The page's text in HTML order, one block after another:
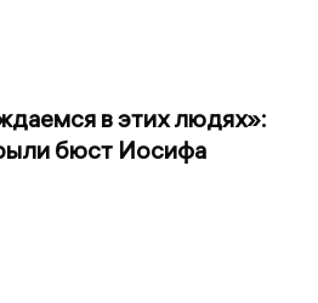
в этих людях»:
бюст Иосифа